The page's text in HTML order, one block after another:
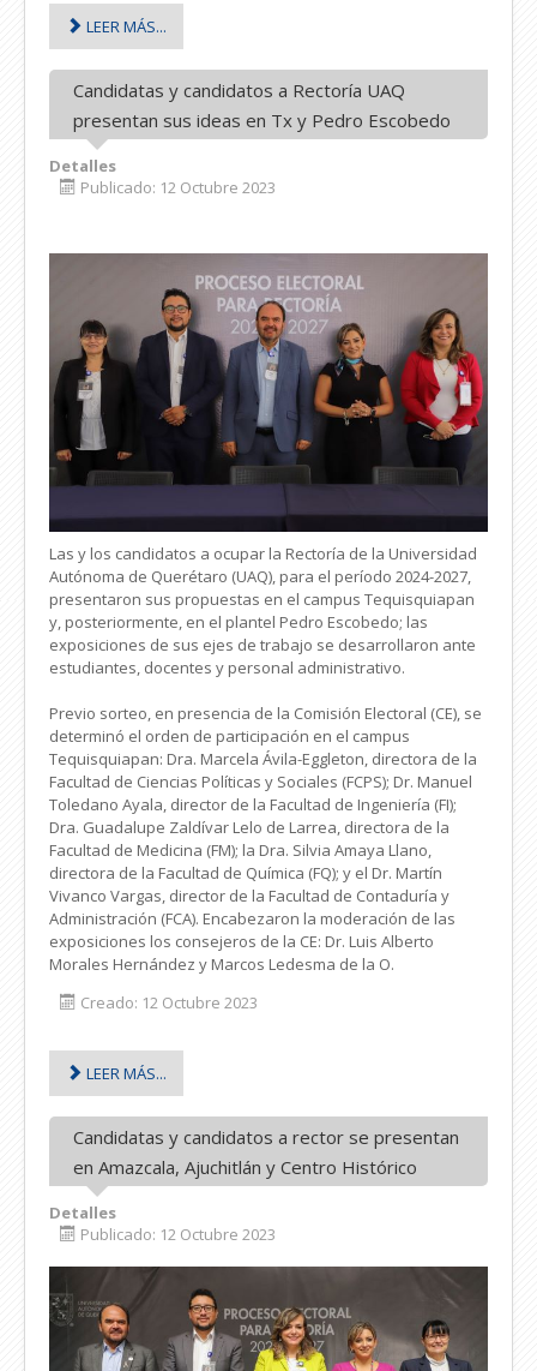
LEER MÁS...
Candidatas y candidatos a Rectoría UAQ
presentan sus ideas en Tx y Pedro Escobedo
Detalles
Publicado: 12 Octubre 2023
Las y los candidatos a ocupar la Rectoría de la Universidad
Autónoma de Querétaro (UAQ), para el período 2024-2027,
presentaron sus propuestas en el campus Tequisquiapan
y, posteriormente, en el plantel Pedro Escobedo; las
exposiciones de sus ejes de trabajo se desarrollaron ante
estudiantes, docentes y personal administrativo.
Previo sorteo, en presencia de la Comisión Electoral (CE), se
determinó el orden de participación en el campus
Tequisquiapan: Dra. Marcela Ávila-Eggleton, directora de la
Facultad de Ciencias Políticas y Sociales (FCPS); Dr. Manuel
Toledano Ayala, director de la Facultad de Ingeniería (FI);
Dra. Guadalupe Zaldívar Lelo de Larrea, directora de la
Facultad de Medicina (FM); la Dra. Silvia Amaya Llano,
directora de la Facultad de Química (FQ); y el Dr. Martín
Vivanco Vargas, director de la Facultad de Contaduría y
Administración (FCA). Encabezaron la moderación de las
exposiciones los consejeros de la CE: Dr. Luis Alberto
Morales Hernández y Marcos Ledesma de la O.
Creado: 12 Octubre 2023
LEER MÁS...
Candidatas y candidatos a rector se presentan
en Amazcala, Ajuchitlán y Centro Histórico
Detalles
Publicado: 12 Octubre 2023